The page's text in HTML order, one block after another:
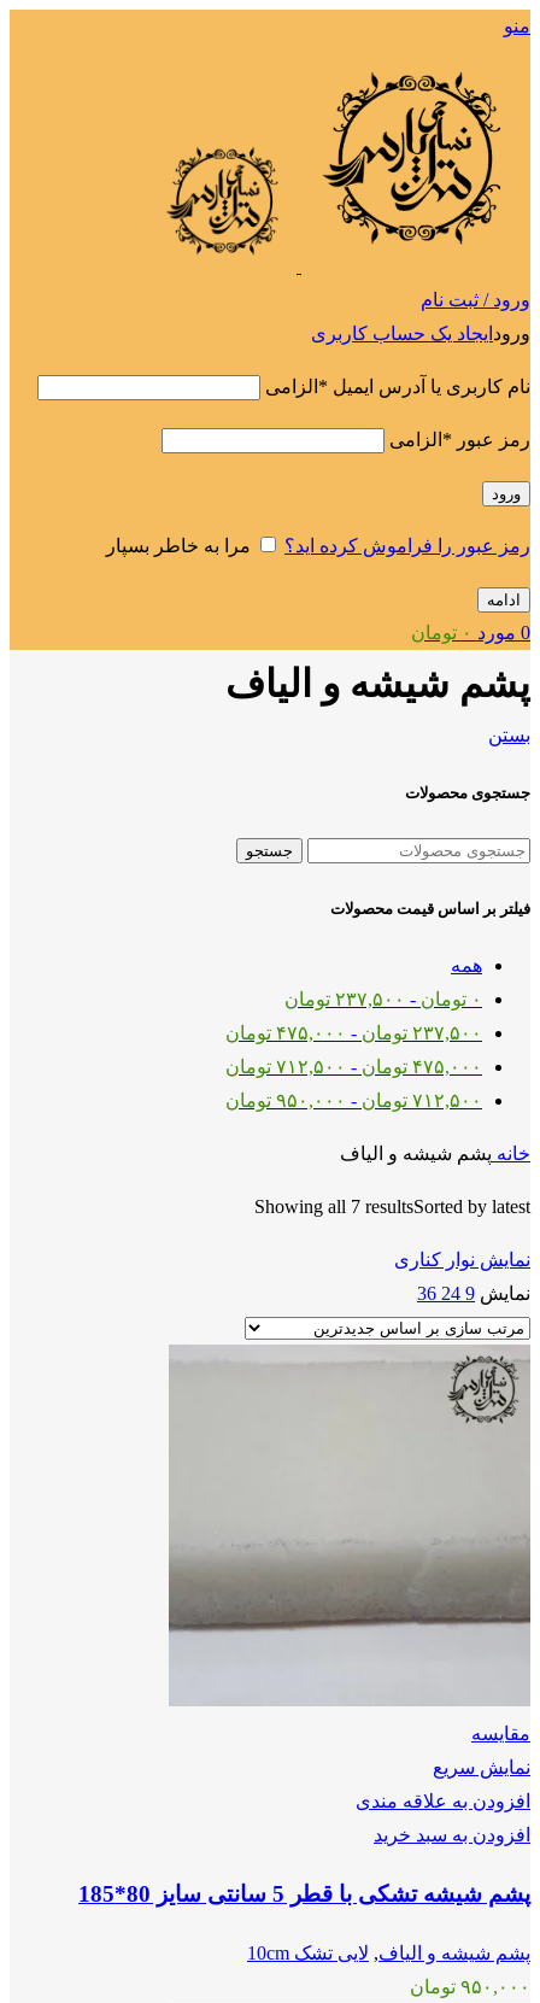
منو
ورود / ثبت نام
ورود ایجاد یک حساب کاربری
نام کاربری یا آدرس ایمیل * الزامی
رمز عبور * الزامی
ورود
رمز عبور را فراموش کرده اید؟ مرا به خاطر بسپار
ادامه
0 مورد ۰ تومان
پشم شیشه و الیاف
بستن
جستجوی محصولات
جستجو
فیلتر بر اساس قیمت محصولات
همه
۰ تومان - ۲۳۷,۵۰۰ تومان
۲۳۷,۵۰۰ تومان - ۴۷۵,۰۰۰ تومان
۴۷۵,۰۰۰ تومان - ۷۱۲,۵۰۰ تومان
۷۱۲,۵۰۰ تومان - ۹۵۰,۰۰۰ تومان
خانه پشم شیشه و الیاف
Showing all 7 resultsSorted by latest
نمایش نوار کناری
نمایش 9
24
36
مقايسه
نمایش سریع
افزودن به علاقه مندی
افزودن به سبد خرید
پشم شیشه تشکی با قطر 5 سانتی سایز 80*185
پشم شیشه و الیاف, لایی تشک 10cm
۹۵۰,۰۰۰ تومان